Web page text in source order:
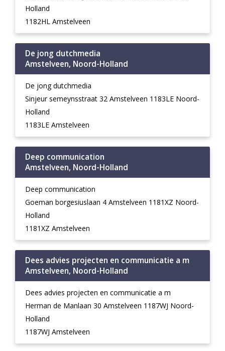
Holland
1182HL Amstelveen
De jong dutchmedia
Amstelveen, Noord-Holland
De jong dutchmedia
Sinjeur semeynsstraat 32 Amstelveen 1183LE Noord-
Holland
1183LE Amstelveen
Deep communication
Amstelveen, Noord-Holland
Deep communication
Goeman borgesiuslaan 4 Amstelveen 1181XZ Noord-
Holland
1181XZ Amstelveen
Dees advies projecten en communicatie a m
Amstelveen, Noord-Holland
Dees advies projecten en communicatie a m
Herman de Manlaan 30 Amstelveen 1187WJ Noord-
Holland
1187WJ Amstelveen